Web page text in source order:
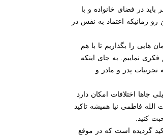
در فضای خانواده و با
زمانیکه اعتماد به نفس در
را بگذاریم تا با هم
نماییم. به جای اینکه
تجربیات پدر و مادر و
اختلافات امکان دارد
فاطمی نیا همیشه تاکید
کنید.
گردیده است که در موقع